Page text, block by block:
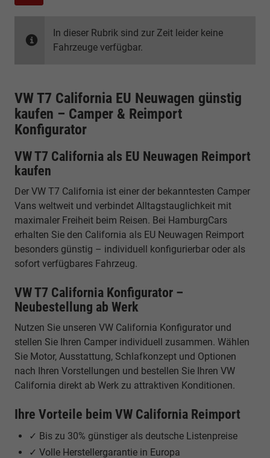
In dieser Rubrik sind zur Zeit leider keine
Fahrzeuge verfügbar.
VW T7 California EU Neuwagen günstig
kaufen – Camper & Reimport
Konfigurator
VW T7 California als EU Neuwagen Reimport
kaufen
Der VW T7 California ist einer der bekanntesten Camper
Vans weltweit und verbindet Alltagstauglichkeit mit
maximaler Freiheit beim Reisen. Bei HamburgCars
erhalten Sie den California als EU Neuwagen Reimport
besonders günstig – individuell konfigurierbar oder als
sofort verfügbares Fahrzeug.
VW T7 California Konfigurator –
Neubestellung ab Werk
Nutzen Sie unseren VW California Konfigurator und
stellen Sie Ihren Camper individuell zusammen. Wählen
Sie Motor, Ausstattung, Schlafkonzept und Optionen
nach Ihren Vorstellungen und bestellen Sie Ihren VW
California direkt ab Werk zu attraktiven Konditionen.
Ihre Vorteile beim VW California Reimport
✓ Bis zu 30% günstiger als deutsche Listenpreise
✓ Volle Herstellergarantie in Europa